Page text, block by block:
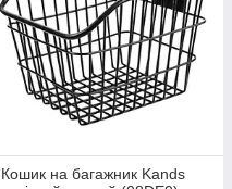
Кошик на багажник Kands